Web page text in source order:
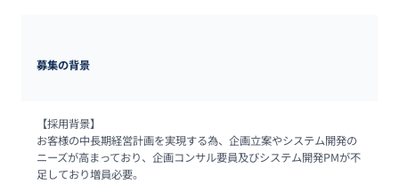
募集の背景
【採用背景】
お客様の中長期経営計画を実現する為、企画立案やシステム開発の
ニーズが高まっており、企画コンサル要員及びシステム開発PMが不
足しており増員必要。